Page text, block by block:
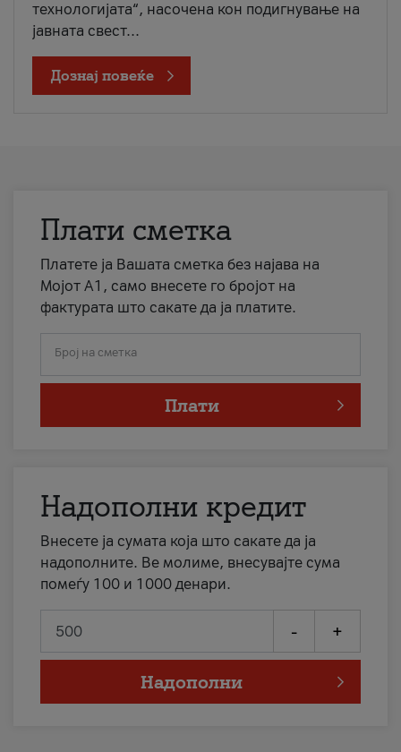
технологијата“, насочена кон подигнување на
јавната свест...
Дознај повеќе
Плати сметка
Платете ја Вашата сметка без најава на
Мојот А1, само внесете го бројот на
фактурата што сакате да ја платите.
Број на сметка
Плати
Надополни кредит
Внесете ја сумата која што сакате да ја
надополните. Ве молиме, внесувајте сума
помеѓу 100 и 1000 денари.
- +
Надополни